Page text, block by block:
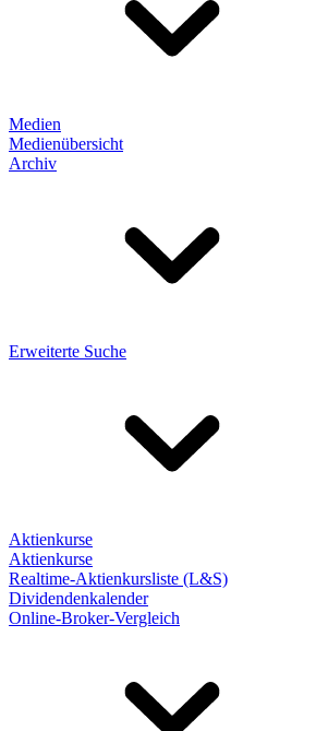
Medien
Medienübersicht
Archiv
Erweiterte Suche
Aktienkurse
Aktienkurse
Realtime-Aktienkursliste (L&S)
Dividendenkalender
Online-Broker-Vergleich